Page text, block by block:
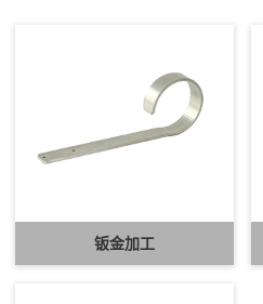
钣金加工